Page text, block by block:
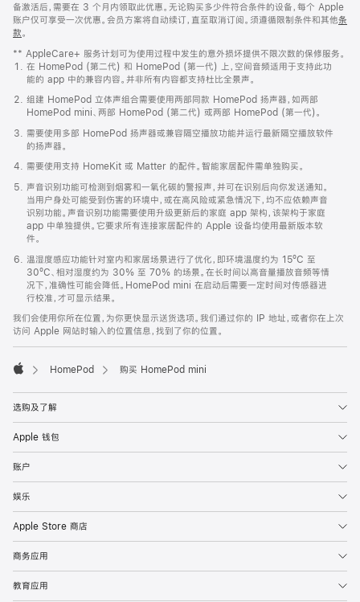
备激活后，需要在 3 个月内领取此优惠。无论购买多少件符合条件的设备，每个 Apple
账户仅可享受一次优惠。会员方案将自动续订，直至取消订阅。须遵循限制条件和其他条
款。
窗
口
中
打
开)
** AppleCare+ 服务计划可为使用过程中发生的意外损坏提供不限次数的保修服务。
在 HomePod (第二代) 和 HomePod (第一代) 上，空间音频适用于支持此功
能的 app 中的兼容内容。并非所有内容都支持杜比全景声。
组建 HomePod 立体声组合需要使用两部同款 HomePod 扬声器，如两部
HomePod mini、两部 HomePod (第二代) 或两部 HomePod (第一代)。
需要使用多部 HomePod 扬声器或兼容隔空播放功能并运行最新隔空播放软件
的扬声器。
需要使用支持 HomeKit 或 Matter 的配件。智能家居配件需单独购买。
声音识别功能可检测到烟雾和一氧化碳的警报声，并可在识别后向你发送通知。
当用户身处可能受到伤害的环境中，或在高风险或紧急情况下，均不应依赖声音
识别功能。声音识别功能需要使用升级更新后的家庭 app 架构，该架构于家庭
app 中单独提供。它要求所有连接家居配件的 Apple 设备均使用最新版本软
件。
温湿度感应功能针对室内和家居场景进行了优化，即环境温度约为 15ºC 至
30ºC、相对湿度约为 30% 至 70% 的场景。在长时间以高音量播放音频等情
况下，准确性可能会降低。HomePod mini 在启动后需要一定时间对传感器进
行校准，才可显示结果。
我们会使用你所在位置，为你更快显示送货选项。我们通过你的 IP 地址，或者你在上次
访问 Apple 网站时输入的位置信息，找到了你的位置。
HomePod 购买 HomePod mini
选购及了解
Apple 钱包
账户
娱乐
Apple Store 商店
商务应用
教育应用